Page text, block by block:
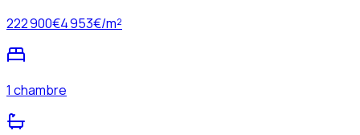
222 900€4 953€/m²
1 chambre